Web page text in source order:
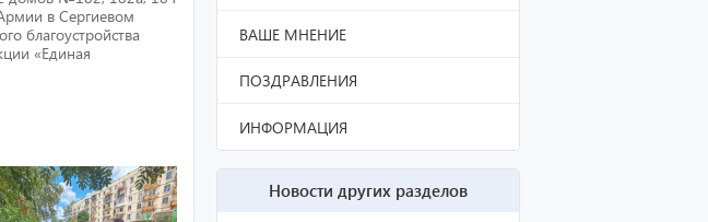
в Сергиевом
благоустройства
«Единая
ВАШЕ МНЕНИЕ
ПОЗДРАВЛЕНИЯ
ИНФОРМАЦИЯ
Новости других разделов